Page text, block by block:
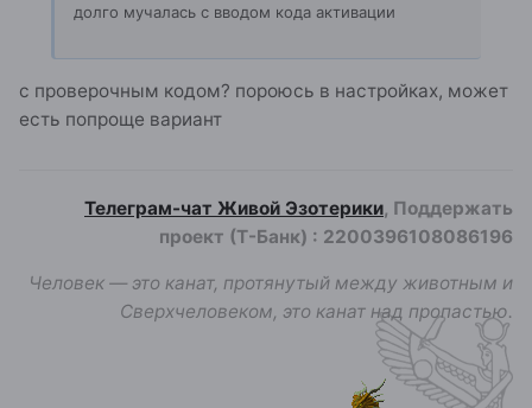
долго мучалась с вводом кода активации
с проверочным кодом? пороюсь в настройках, может
есть попроще вариант
Телеграм-чат Живой Эзотерики, Поддержать
проект (Т-Банк) : 2200396108086196
Человек — это канат, протянутый между животным и
Сверхчеловеком, это канат над пропастью.